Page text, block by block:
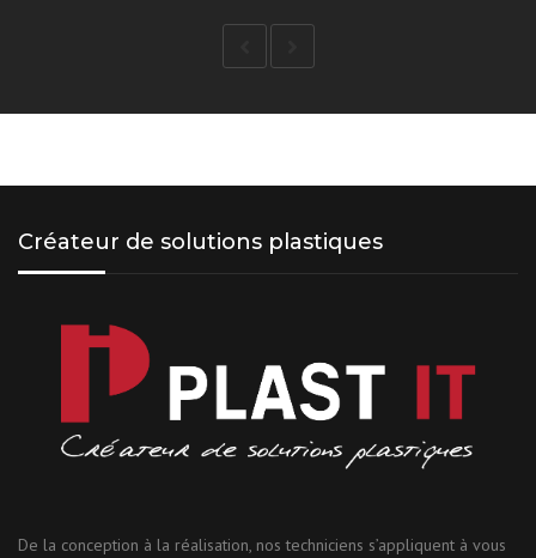
Créateur de solutions plastiques
De la conception à la réalisation, nos techniciens s’appliquent à vous